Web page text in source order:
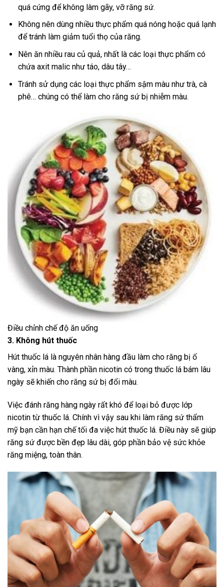
quá cứng để không làm gãy, vỡ răng sứ.
Không nên dùng nhiều thực phẩm quá nóng hoặc quá lạnh
để tránh làm giảm tuổi thọ của răng.
Nên ăn nhiều rau củ quả, nhất là các loại thực phẩm có
chứa axit malic như táo, dâu tây…
Tránh sử dụng các loại thực phẩm sậm màu như trà, cà
phê… chúng có thể làm cho răng sứ bị nhiễm màu.
Điều chỉnh chế độ ăn uống
3. Không hút thuốc
Hút thuốc lá là nguyên nhân hàng đầu làm cho răng bị ố
vàng, xỉn màu. Thành phần nicotin có trong thuốc lá bám lâu
ngày sẽ khiến cho răng sứ bị đổi màu.
Việc đánh răng hàng ngày rất khó để loại bỏ được lớp
nicotin từ thuốc lá. Chính vì vậy sau khi làm răng sứ thẩm
mỹ bạn cần hạn chế tối đa việc hút thuốc lá. Điều này sẽ giúp
răng sứ được bền đẹp lâu dài, góp phần bảo vệ sức khỏe
răng miệng, toàn thân.